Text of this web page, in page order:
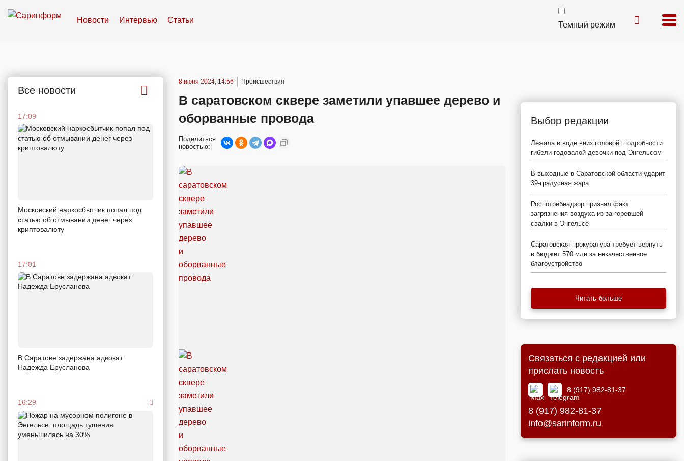
Новости Интервью Статьи
Темный режим
Все новости
17:09
Московский наркосбытчик попал под
статью об отмывании денег через
криптовалюту
17:01
В Саратове задержана адвокат
Надежда Ерусланова
16:29
8 июня 2024, 14:56 Происшествия
В саратовском сквере заметили упавшее дерево и
оборванные провода
Поделиться
новостью:
Выбор редакции
Лежала в воде вниз головой: подробности
гибели годовалой девочки под Энгельсом
В выходные в Саратовской области ударит
39-градусная жара
Роспотребнадзор признал факт
загрязнения воздуха из-за горевшей
свалки в Энгельсе
Саратовская прокуратура требует вернуть
в бюджет 570 млн за некачественное
благоустройство
Читать больше
Связаться с редакцией или
прислать новость
8 (917) 982-81-37
8 (917) 982-81-37
info@sarinform.ru